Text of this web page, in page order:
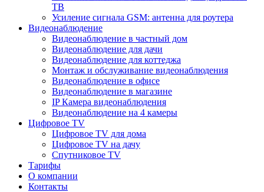
ТВ
Усиление сигнала GSM: антенна для роутера
Видеонаблюдение
Видеонаблюдение в частный дом
Видеонаблюдение для дачи
Видеонаблюдение для коттеджа
Монтаж и обслуживание видеонаблюдения
Видеонаблюдение в офисе
Видеонаблюдение в магазине
IP Камера видеонаблюдения
Видеонаблюдение на 4 камеры
Цифровое TV
Цифровое TV для дома
Цифровое TV на дачу
Спутниковое TV
Тарифы
О компании
Контакты